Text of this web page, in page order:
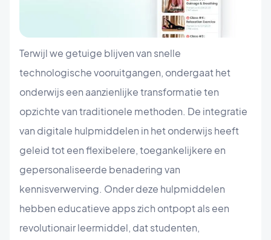
Terwijl we getuige blijven van snelle
technologische vooruitgangen, ondergaat het
onderwijs een aanzienlijke transformatie ten
opzichte van traditionele methoden. De integratie
van digitale hulpmiddelen in het onderwijs heeft
geleid tot een flexibelere, toegankelijkere en
gepersonaliseerde benadering van
kennisverwerving. Onder deze hulpmiddelen
hebben educatieve apps zich ontpopt als een
revolutionair leermiddel, dat studenten,